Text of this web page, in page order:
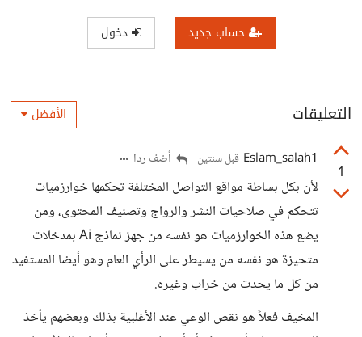
حساب جديد دخول
التعليقات الأفضل
1
Eslam_salah1 قبل سنتين أضف ردا
لأن بكل بساطة مواقع التواصل المختلفة تحكمها خوارزميات
تتحكم في صلاحيات النشر والرواج وتصنيف المحتوى، ومن
يضع هذه الخوارزميات هو نفسه من جهز نماذج Ai بمدخلات
متحيزة هو نفسه من يسيطر على الرأي العام وهو أيضا المستفيد
من كل ما يحدث من خراب وغيره.
المخيف فعلاً هو نقص الوعي عند الأغلبية بذلك وبعضهم يأخذ